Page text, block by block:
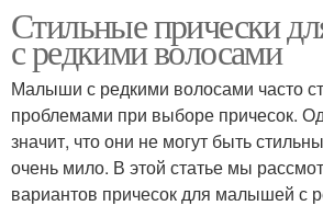
Стильные прически
с редкими волосами
Малыши с редкими волосами часто
проблемами при выборе причесок.
значит, что они не могут быть
очень мило. В этой статье мы
вариантов причесок для малышей с